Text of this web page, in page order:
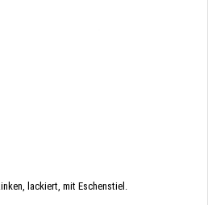
lackiert, mit Eschenstiel.